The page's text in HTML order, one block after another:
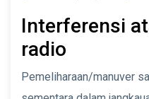
Interferensi
radio
Pemeliharaan/manuver